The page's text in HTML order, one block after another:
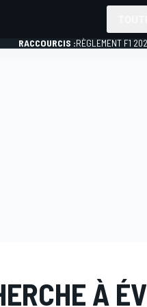
RACCOURCIS :RÈGLEMENT F1
À